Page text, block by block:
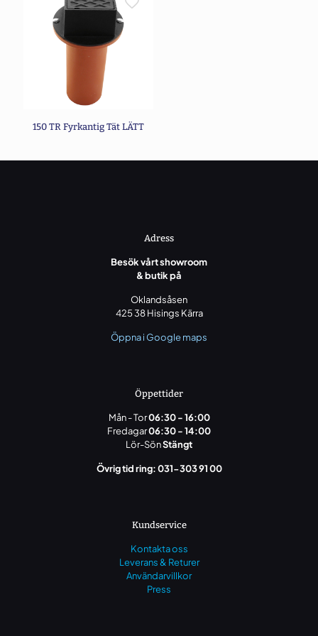
*
Spara mitt namn, min e-postadress och webbplats i
denna webbläsare till nästa gång jag skriver en kommentar.
150 TR Fyrkantig Tät LÄTT
Adress
Besök vårt showroom
& butik på
Oklandsåsen
425 38 Hisings Kärra
Öppna i Google maps
Öppettider
Mån - Tor06:30 - 16:00
Fredagar06:30 - 14:00
Lör-SönStängt
Övrig tid ring: 031-303 91 00
Kundservice
Kontakta oss
Leverans & Returer
Användarvillkor
Press